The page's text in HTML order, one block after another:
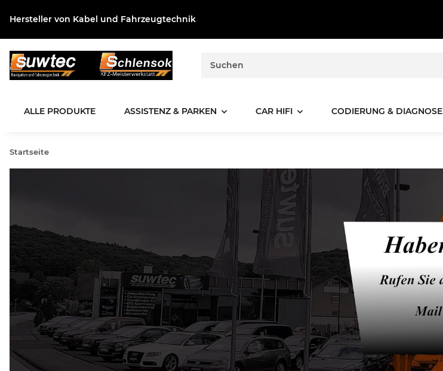
Hersteller von Kabel und Fahrzeugtechnik
ALLE PRODUKTE ASSISTENZ & PARKEN CAR HIFI CODIERUNG & DIAGNOSE
Startseite